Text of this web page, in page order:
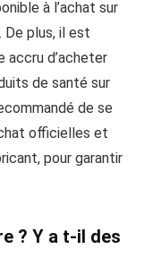
à l’achat sur
De plus, il est
accru d’acheter
de santé sur
de se
officielles et
pour garantir
? Y a t-il des